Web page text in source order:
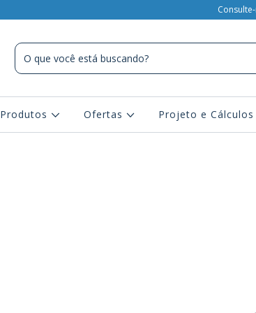
Produtos Ofertas Projeto e